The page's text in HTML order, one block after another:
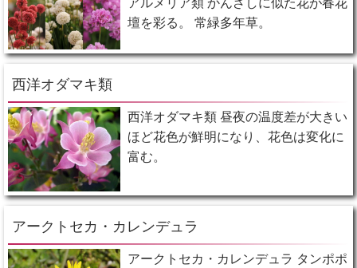
アルメリア類 かんざしに似た花が春花
壇を彩る。 常緑多年草。
西洋オダマキ類
西洋オダマキ類 昼夜の温度差が大きい
ほど花色が鮮明になり、花色は変化に
富む。
アークトセカ・カレンデュラ
アークトセカ・カレンデュラ タンポポ